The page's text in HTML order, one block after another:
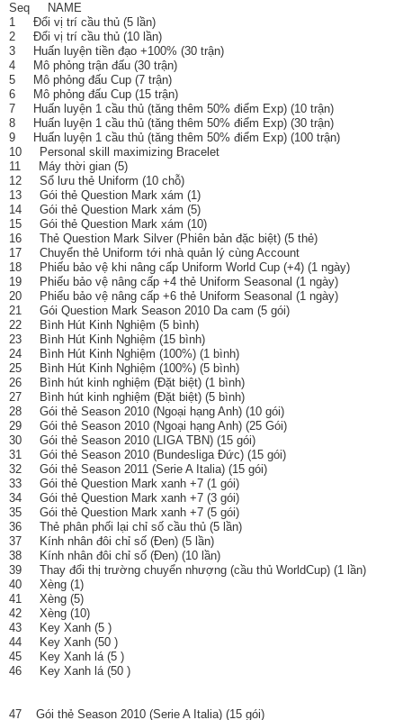
Seq NAME
1 Đổi vị trí cầu thủ (5 lần)
2 Đổi vị trí cầu thủ (10 lần)
3 Huấn luyện tiền đạo +100% (30 trận)
4 Mô phỏng trận đấu (30 trận)
5 Mô phỏng đấu Cup (7 trận)
6 Mô phỏng đấu Cup (15 trận)
7 Huấn luyện 1 cầu thủ (tăng thêm 50% điểm Exp) (10 trận)
8 Huấn luyện 1 cầu thủ (tăng thêm 50% điểm Exp) (30 trận)
9 Huấn luyện 1 cầu thủ (tăng thêm 50% điểm Exp) (100 trận)
10 Personal skill maximizing Bracelet
11 Máy thời gian (5)
12 Sổ lưu thẻ Uniform (10 chỗ)
13 Gói thẻ Question Mark xám (1)
14 Gói thẻ Question Mark xám (5)
15 Gói thẻ Question Mark xám (10)
16 Thẻ Question Mark Silver (Phiên bản đặc biệt) (5 thẻ)
17 Chuyển thẻ Uniform tới nhà quản lý cùng Account
18 Phiếu bảo vệ khi nâng cấp Uniform World Cup (+4) (1 ngày)
19 Phiếu bảo vệ nâng cấp +4 thẻ Uniform Seasonal (1 ngày)
20 Phiếu bảo vệ nâng cấp +6 thẻ Uniform Seasonal (1 ngày)
21 Gói Question Mark Season 2010 Da cam (5 gói)
22 Bình Hút Kinh Nghiệm (5 bình)
23 Bình Hút Kinh Nghiệm (15 bình)
24 Bình Hút Kinh Nghiệm (100%) (1 bình)
25 Bình Hút Kinh Nghiệm (100%) (5 bình)
26 Bình hút kinh nghiệm (Đặt biệt) (1 bình)
27 Bình hút kinh nghiệm (Đặt biệt) (5 bình)
28 Gói thẻ Season 2010 (Ngoại hạng Anh) (10 gói)
29 Gói thẻ Season 2010 (Ngoại hạng Anh) (25 Gói)
30 Gói thẻ Season 2010 (LIGA TBN) (15 gói)
31 Gói thẻ Season 2010 (Bundesliga Đức) (15 gói)
32 Gói thẻ Season 2011 (Serie A Italia) (15 gói)
33 Gói thẻ Question Mark xanh +7 (1 gói)
34 Gói thẻ Question Mark xanh +7 (3 gói)
35 Gói thẻ Question Mark xanh +7 (5 gói)
36 Thẻ phân phối lại chỉ số cầu thủ (5 lần)
37 Kính nhân đôi chỉ số (Đen) (5 lần)
38 Kính nhân đôi chỉ số (Đen) (10 lần)
39 Thay đổi thị trường chuyển nhượng (cầu thủ WorldCup) (1 lần)
40 Xèng (1)
41 Xèng (5)
42 Xèng (10)
43 Key Xanh (5 )
44 Key Xanh (50 )
45 Key Xanh lá (5 )
46 Key Xanh lá (50 )
47 Gói thẻ Season 2010 (Serie A Italia) (15 gói)